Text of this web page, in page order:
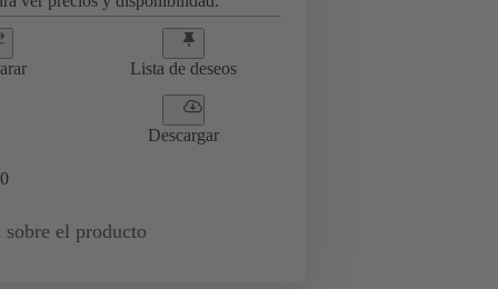
Lista de deseos
Descargar
0
sobre el producto